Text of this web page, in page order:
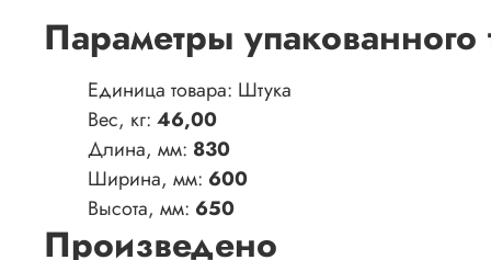
Параметры упакованного
Единица товара: Штука
Вес, кг: 46,00
Длина, мм: 830
Ширина, мм: 600
Высота, мм: 650
Произведено